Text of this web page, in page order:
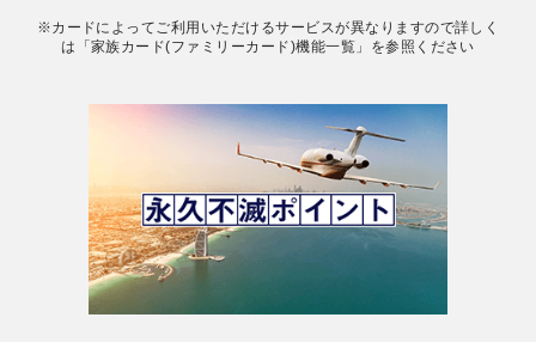
※カードによってご利用いただけるサービスが異なりますので詳しく
は「家族カード(ファミリーカード)機能一覧」を参照ください